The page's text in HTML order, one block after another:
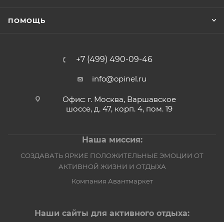
ПОМОЩЬ
+7 (499) 490-09-46
info@opinel.ru
Офис: г. Москва, Варшавское
шоссе, д. 47, корп. 4, пом. 19
Наша миссия:
СОЗДАВАТЬ ЯРКИЕ ПОЛОЖИТЕЛЬНЫЕ ЭМОЦИИ ОТ
АКТИВНОЙ ЖИЗНИ И ОТДЫХА
Компания Авантмаркет
Наши сайты для активного отдыха: